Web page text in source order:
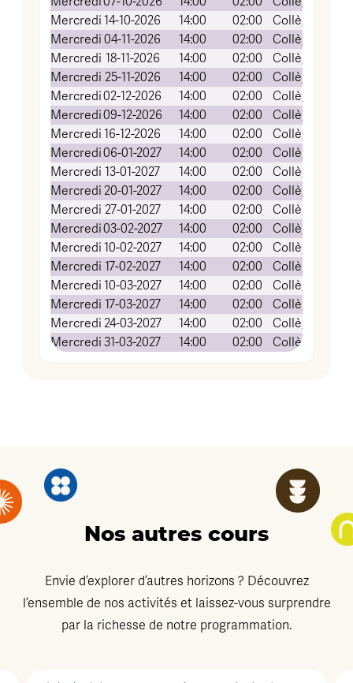
Mercredi 14-10-2026 14:00 02:00
Collège
Mercredi 04-11-2026 14:00 02:00
Collège
Mercredi 18-11-2026 14:00 02:00
Collège
Mercredi 25-11-2026 14:00 02:00
Collège
Mercredi02-12-2026 14:00 02:00
Collège
Mercredi09-12-2026 14:00 02:00
Collège
Mercredi 16-12-2026 14:00 02:00
Collège
Mercredi06-01-2027 14:00 02:00
Collège
Mercredi 13-01-2027 14:00 02:00
Collège
Mercredi 20-01-2027 14:00 02:00
Collège
Mercredi 27-01-2027 14:00 02:00
Collège
Mercredi03-02-2027 14:00 02:00
Collège
Mercredi 10-02-2027 14:00 02:00
Collège
Mercredi 17-02-2027 14:00 02:00
Collège
Mercredi 10-03-2027 14:00 02:00
Collège
Mercredi 17-03-2027 14:00 02:00
Collège
Mercredi 24-03-2027 14:00 02:00
Collège
Mercredi 31-03-2027 14:00 02:00 Collège
Nos autres cours
Envie d’explorer d’autres horizons ? Découvrez
l’ensemble de nos activités et laissez-vous surprendre
par la richesse de notre programmation.